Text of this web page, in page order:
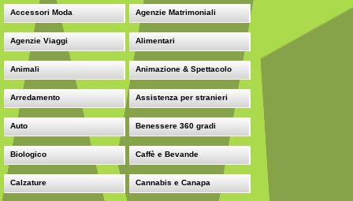
Accessori Moda Agenzie Matrimoniali
Agenzie Viaggi Alimentari
Animali Animazione & Spettacolo
Arredamento Assistenza per stranieri
Auto Benessere 360 gradi
Biologico Caffè e Bevande
Calzature Cannabis e Canapa